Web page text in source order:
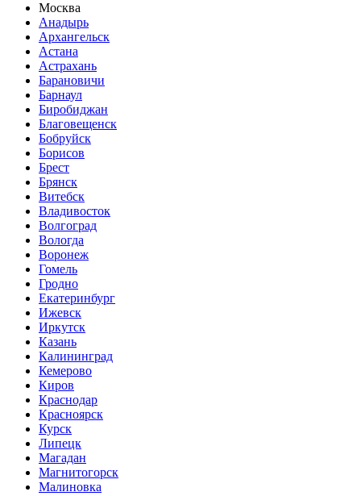
Москва
Анадырь
Архангельск
Астана
Астрахань
Барановичи
Барнаул
Биробиджан
Благовещенск
Бобруйск
Борисов
Брест
Брянск
Витебск
Владивосток
Волгоград
Вологда
Воронеж
Гомель
Гродно
Екатеринбург
Ижевск
Иркутск
Казань
Калининград
Кемерово
Киров
Краснодар
Красноярск
Курск
Липецк
Магадан
Магнитогорск
Малиновка